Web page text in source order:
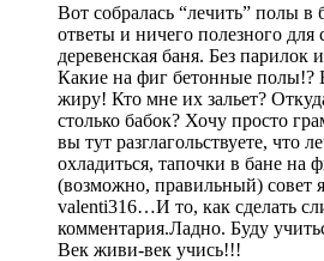
Вот собралась “лечить” полы в
ответы и ничего полезного
деревенская баня. Без
Какие на фиг бетонные полы!?
жиру! Кто мне их зальет?
столько бабок? Хочу просто
вы тут разглагольствуете, что
охладиться, тапочки в бане на
(возможно, правильный) совет
valenti316…И то, как сделать
комментария.Ладно. Буду
Век живи-век учись!!!